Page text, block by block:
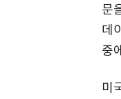
문
데
중
미